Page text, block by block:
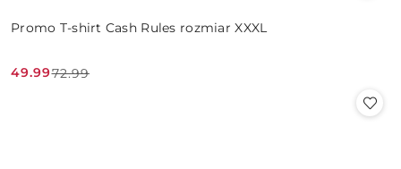
Promo T-shirt Cash Rules rozmiar XXXL
Cena
49.99
Cena
72.99